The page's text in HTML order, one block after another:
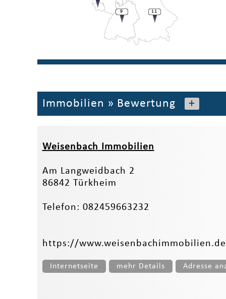
9 11
Immobilien » Bewertung +
Weisenbach Immobilien
Am Langweidbach 2
86842 Türkheim
Telefon: 082459663232
https://
Internetseite mehr Details Adresse